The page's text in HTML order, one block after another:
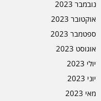
נובמבר 2023
אוקטובר 2023
ספטמבר 2023
אוגוסט 2023
יולי 2023
יוני 2023
מאי 2023